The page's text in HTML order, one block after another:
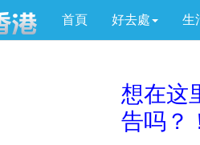
首頁 好去處 生